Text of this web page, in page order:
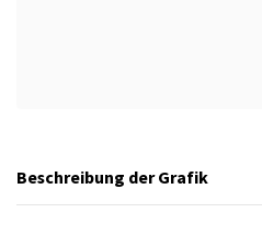
Beschreibung der Grafik